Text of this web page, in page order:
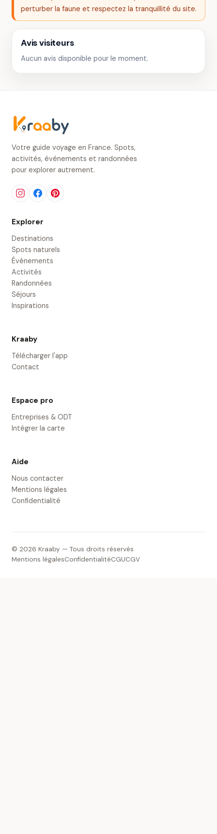
perturber la faune et respectez la tranquillité du site.
Avis visiteurs
Aucun avis disponible pour le moment.
Votre guide voyage en France. Spots,
activités, événements et randonnées
pour explorer autrement.
Explorer
Destinations
Spots naturels
Événements
Activités
Randonnées
Séjours
Inspirations
Kraaby
Télécharger l'app
Contact
Espace pro
Entreprises & ODT
Intégrer la carte
Aide
Nous contacter
Mentions légales
Confidentialité
© 2026 Kraaby — Tous droits réservés
Mentions légalesConfidentialitéCGUCGV